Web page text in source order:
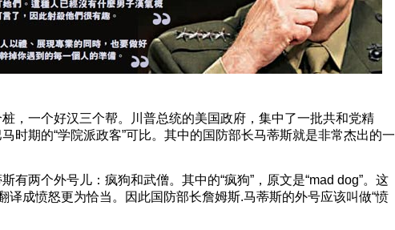
，一个好汉三个帮。
川普总统的美国政府，集中了一批共和党精
时期的“学院派政客”可比。其中的国防部长马蒂斯就是非常杰出的一
有两个外号儿：疯狗和武僧。其中的“疯狗”，原文是“mad dog”。这
译成愤怒更为恰当。因此国防部长詹姆斯.马蒂斯的外号应该叫做“愤